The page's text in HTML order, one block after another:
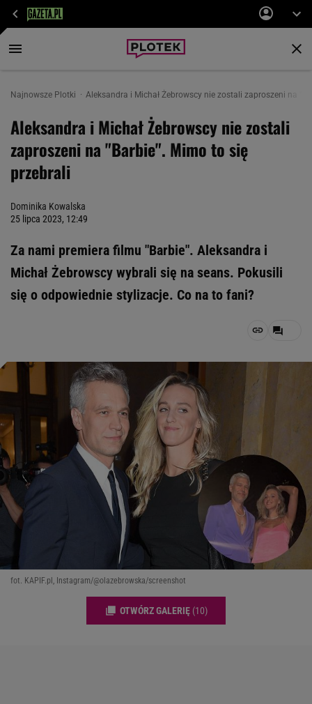
Najnowsze Plotki Aleksandra i Michał Żebrowscy nie zostali zaproszeni na
Aleksandra i Michał Żebrowscy nie zostali
zaproszeni na "Barbie". Mimo to się
przebrali
Dominika Kowalska
25 lipca 2023, 12:49
Za nami premiera filmu "Barbie". Aleksandra i
Michał Żebrowscy wybrali się na seans. Pokusili
się o odpowiednie stylizacje. Co na to fani?
fot. KAPIF.pl, Instagram/@olazebrowska/screenshot
OTWÓRZ GALERIĘ (10)